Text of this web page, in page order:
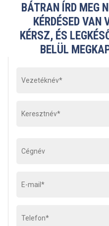
BÁTRAN ÍRD MEG
KÉRDÉSED
KÉRSZ, ÉS
BELÜL